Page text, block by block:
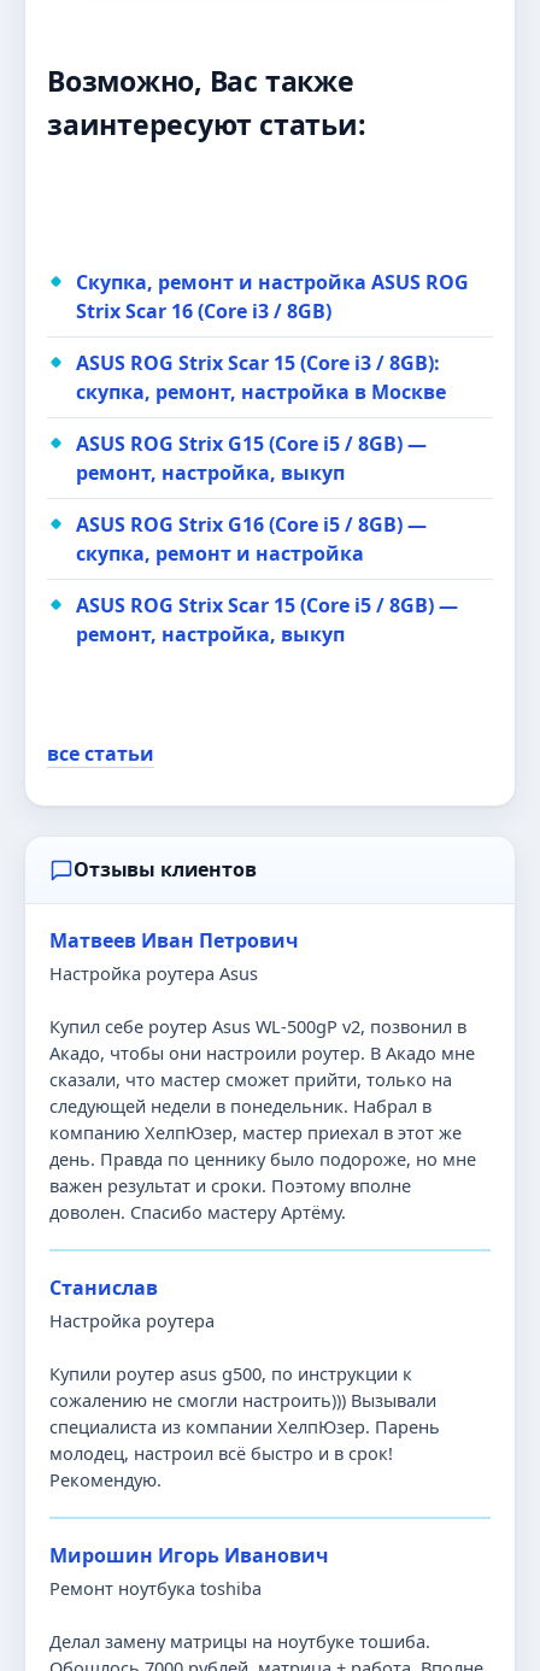
Возможно, Вас также
заинтересуют статьи:
Скупка, ремонт и настройка ASUS ROG
Strix Scar 16 (Core i3 / 8GB)
ASUS ROG Strix Scar 15 (Core i3 / 8GB):
скупка, ремонт, настройка в Москве
ASUS ROG Strix G15 (Core i5 / 8GB) —
ремонт, настройка, выкуп
ASUS ROG Strix G16 (Core i5 / 8GB) —
скупка, ремонт и настройка
ASUS ROG Strix Scar 15 (Core i5 / 8GB) —
ремонт, настройка, выкуп
все статьи
Отзывы клиентов
Матвеев Иван Петрович
Настройка роутера Asus
Купил себе роутер Asus WL-500gP v2, позвонил в
Акадо, чтобы они настроили роутер. В Акадо мне
сказали, что мастер сможет прийти, только на
следующей недели в понедельник. Набрал в
компанию ХелпЮзер, мастер приехал в этот же
день. Правда по ценнику было подороже, но мне
важен результат и сроки. Поэтому вполне
доволен. Спасибо мастеру Артёму.
Станислав
Настройка роутера
Купили роутер asus g500, по инструкции к
сожалению не смогли настроить))) Вызывали
специалиста из компании ХелпЮзер. Парень
молодец, настроил всё быстро и в срок!
Рекомендую.
Мирошин Игорь Иванович
Ремонт ноутбука toshiba
Делал замену матрицы на ноутбуке тошиба.